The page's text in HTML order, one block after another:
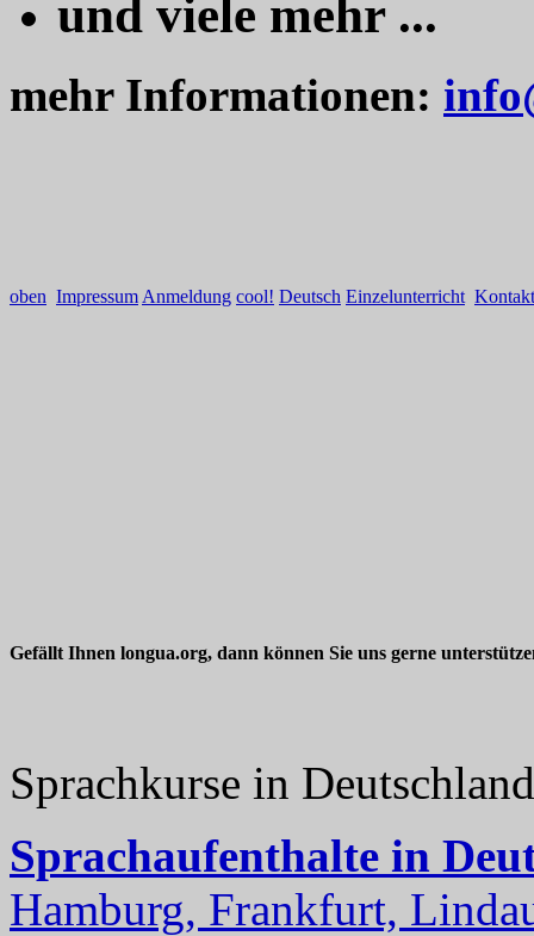
und viele mehr ...
mehr Informationen:
oben Impressum Anmeldung cool! Deutsch Einzelunterricht Kontakt
Gefällt Ihnen longua.org, dann können Sie uns gerne
Sprachkurse in
Sprachaufenthalte in
Hamburg, Frankfurt,